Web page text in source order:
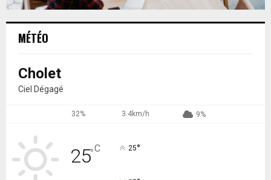
MÉTÉO
Cholet
Ciel Dégagé
32% 3.4km/h 9%
25°C 25°